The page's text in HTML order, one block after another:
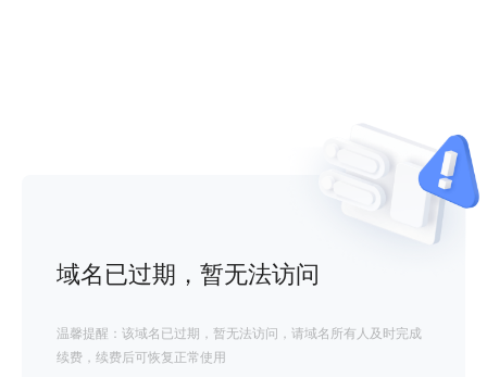
域名已过期，暂无法访问
温馨提醒：该域名已过期，暂无法访问，请域名所有人及时完成
续费，续费后可恢复正常使用